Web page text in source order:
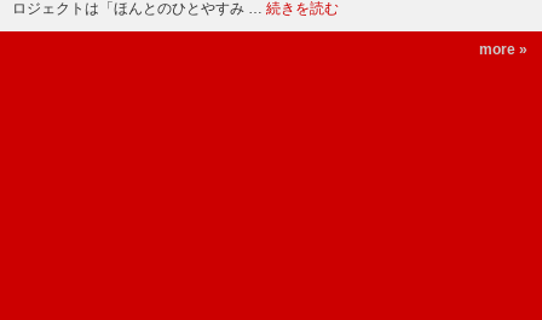
ロジェクトは「ほんとのひとやすみ … 続きを読む
more »